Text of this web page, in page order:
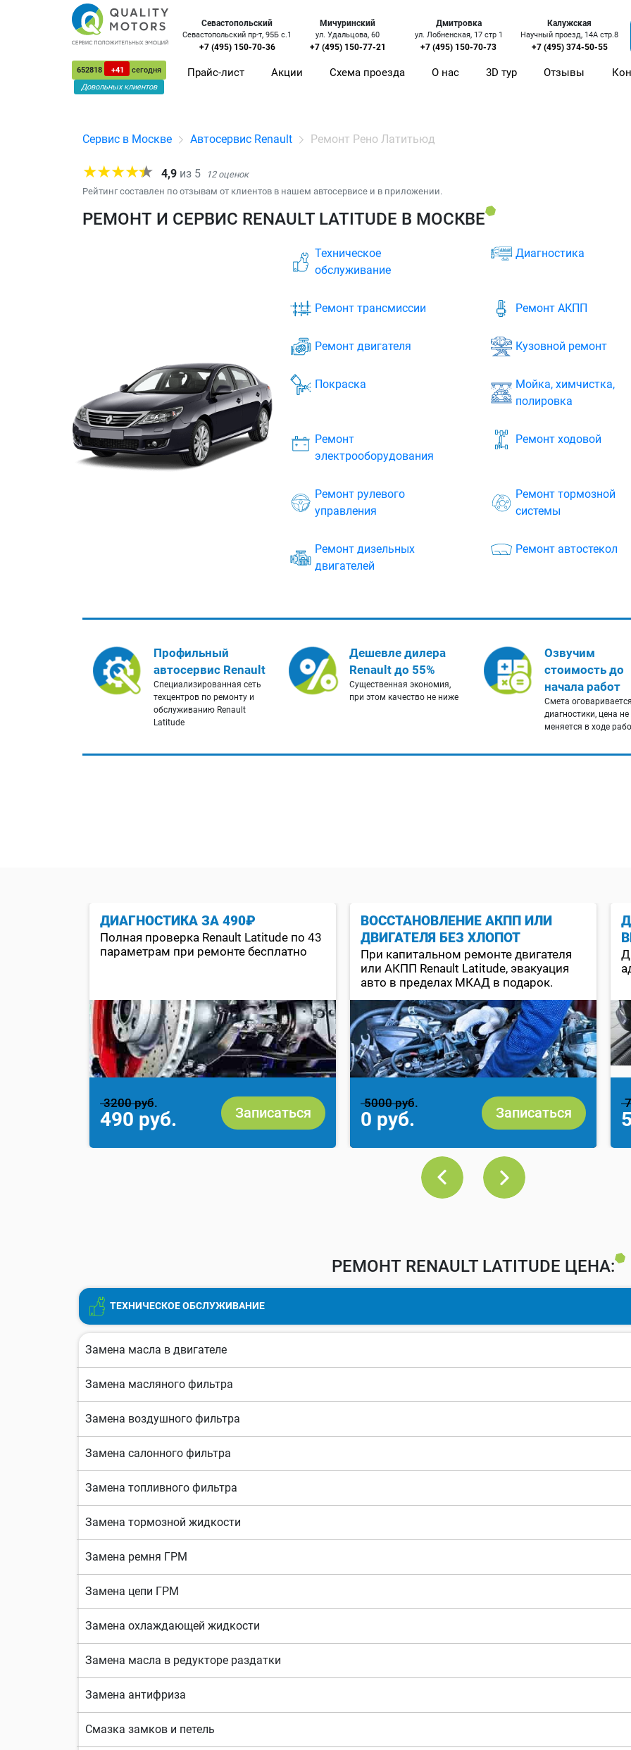
652818 +41
сегодня
Довольных клиентов
Севастопольский
Севастопольский пр-т, 95Б с.1
+7 (495) 150-70-36
Мичуринский
ул. Удальцова, 60
+7 (495) 150-77-21
Дмитровка
ул. Лобненская, 17 стр 1
+7 (495) 150-70-73
Калужская
Научный проезд, 14А стр.8
+7 (495) 374-50-55
Прайс-лист Акции Схема проезда О нас 3D тур Отзывы
Сервис в Москве Автосервис Renault Ремонт Рено Латитьюд
4,9 из 5 12оценок
Рейтинг составлен по отзывам от клиентов в нашем автосервисе и в приложении.
РЕМОНТ И СЕРВИС RENAULT LATITUDE В МОСКВЕ
Техническое
обслуживание
Диагностика
Ремонт трансмиссии Ремонт АКПП
Ремонт двигателя Кузовной ремонт
Покраска
Мойка, химчистка,
полировка
Ремонт
электрооборудования
Ремонт ходовой
Ремонт рулевого
управления
Ремонт тормозной
системы
Ремонт дизельных
двигателей
Ремонт автостекол
Профильный
автосервис Renault
Cпециализированная сеть
техцентров по ремонту и
обслуживанию Renault
Latitude
Дешевле дилера
Renault до 55%
Существенная экономия,
при этом качество не ниже
Озвучим
стоимость до
начала работ
Смета
диагностики, цена не
меняется в ходе
ДИАГНОСТИКА ЗА 490₽
Полная проверка Renault Latitude по 43
параметрам при ремонте бесплатно
3200 руб.
490 руб. Записаться
ВОССТАНОВЛЕНИЕ АКПП ИЛИ
ДВИГАТЕЛЯ БЕЗ ХЛОПОТ
При капитальном ремонте двигателя
или АКПП Renault Latitude, эвакуация
авто в пределах МКАД в подарок.
5000 руб.
0 руб. Записаться
РЕМОНТ RENAULT LATITUDE ЦЕНА:
ТЕХНИЧЕСКОЕ ОБСЛУЖИВАНИЕ
Замена масла в двигателе
Замена масляного фильтра
Замена воздушного фильтра
Замена салонного фильтра
Замена топливного фильтра
Замена тормозной жидкости
Замена ремня ГРМ
Замена цепи ГРМ
Замена охлаждающей жидкости
Замена масла в редукторе раздатки
Замена антифриза
Смазка замков и петель